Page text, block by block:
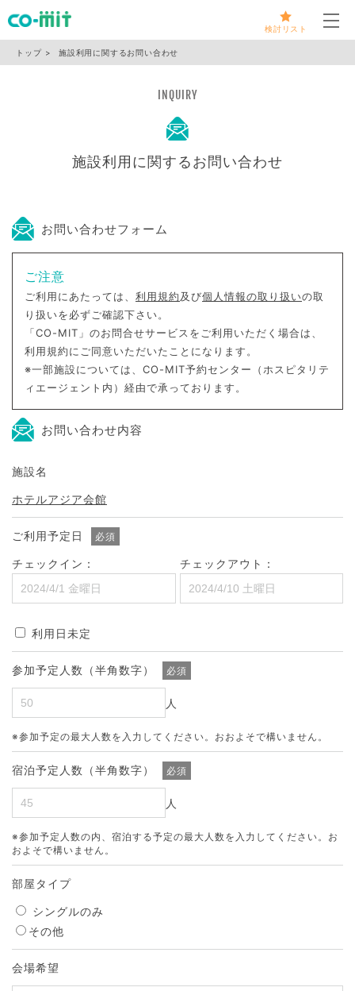
検討リスト
トップ 施設利用に関するお問い合わせ
INQUIRY
施設利用に関するお問い合わせ
お問い合わせフォーム
ご注意
ご利用にあたっては、 利用規約及び個人情報の取り扱いの取
り扱いを必ずご確認下さい。
「CO-MIT」のお問合せサービスをご利用いただく場合は、
利用規約にご同意いただいたことになります。
※一部施設については、CO-MIT予約センター（ホスピタリテ
ィエージェント内）経由で承っております。
お問い合わせ内容
施設名
ホテルアジア会館
ご利用予定日 必須
チェックイン： チェックアウト：
利用日未定
参加予定人数（半角数字） 必須
人
※参加予定の最大人数を入力してください。おおよそで構いません。
宿泊予定人数（半角数字） 必須
人
※参加予定人数の内、宿泊する予定の最大人数を入力してください。お
およそで構いません。
部屋タイプ
シングルのみ
その他
会場希望